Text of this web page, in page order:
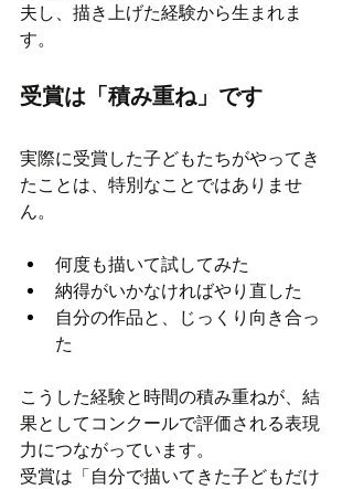
夫し、描き上げた経験から生まれま
す。
受賞は「積み重ね」です
実際に受賞した子どもたちがやってき
たことは、特別なことではありませ
ん。
何度も描いて試してみた
納得がいかなければやり直した
自分の作品と、じっくり向き合っ
た
こうした経験と時間の積み重ねが、結
果としてコンクールで評価される表現
力につながっています。
受賞は「自分で描いてきた子どもだけ